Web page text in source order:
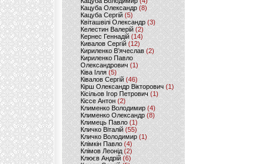
Кацуба Олександр (8)
Кацуба Сергій (5)
Квіташвілі Олександр(3)
Келестин Валерій(2)
Кернес Геннадій (14)
Кивалов Сергій (12)
Кириленко В’ячеслав (2)
Кириленко Павло
Олександрович (1)
Ківа Ілля (5)
Ківалов Сергій(46)
Кірш Олександр Вікторович (1)
Кісільов Ігор Петрович (1)
Кіссе Антон (2)
Клименко Володимир(4)
Клименко Олександр (8)
Климець Павло (1)
Кличко Віталій(55)
Кличко Володимир (1)
Клімкін Павло (4)
Клімов Леонід(2)
Клюєв Андрій(6)